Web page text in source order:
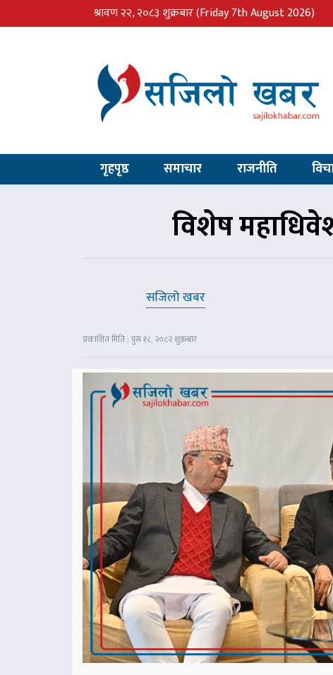
श्रावण २२, २०८३ शुक्रबार(Friday 7th August 2026)
गृहपृष्ठ समाचार राजनीति
विशेष
सजिलो खबर
प्रकाशित मिति : पुस १८, २०८२ शुक्रबार